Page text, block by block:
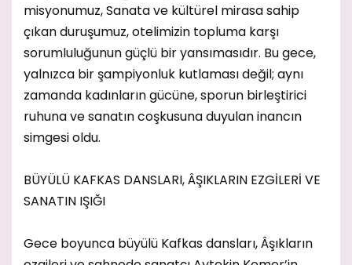
misyonumuz, Sanata ve kültürel mirasa sahip
çıkan duruşumuz, otelimizin topluma karşı
sorumluluğunun güçlü bir yansımasıdır. Bu gece,
yalnızca bir şampiyonluk kutlaması değil; aynı
zamanda kadınların gücüne, sporun birleştirici
ruhuna ve sanatın coşkusuna duyulan inancın
simgesi oldu.
BÜYÜLÜ KAFKAS DANSLARI, ÂŞIKLARIN EZGİLERİ VE
SANATIN IŞIĞI
Gece boyunca büyülü Kafkas dansları, Âşıkların